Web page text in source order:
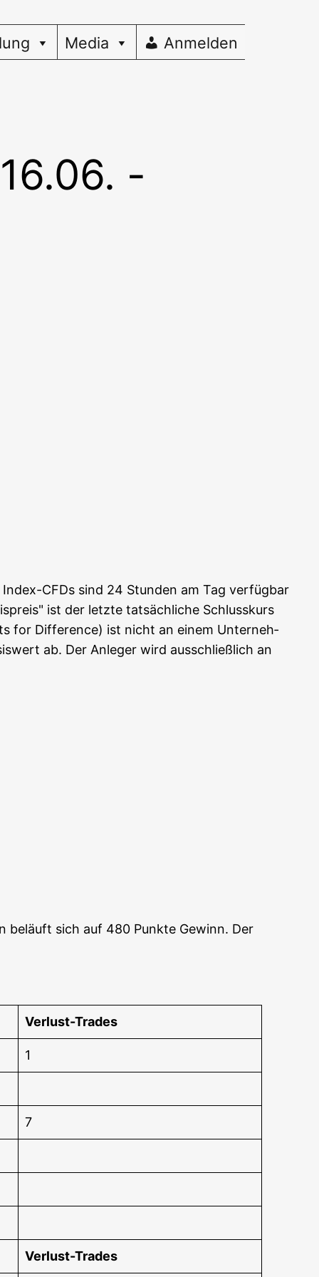
Media Anmelden
-
CFDs sind 24 Stun­den am Tag ver­füg­bar
ist der letz­te tat­säch­li­che Schluss­kurs
for Dif­fe­rence) ist nicht an einem Unter­neh­
ab. Der Anle­ger wird aus­schließ­lich an
beläuft sich auf 480 Punk­te Gewinn. Der
Ver­lust-Trades
1
7
Ver­lust-Trades